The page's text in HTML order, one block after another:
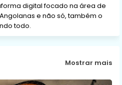
digital focado na área de
e não só, também o
todo.
Mostrar mais